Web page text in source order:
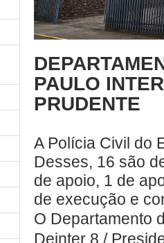
PAULO
PRUDENTE
A Polícia Civil do
Desses, 16 são
de apoio, 1 de
de execução e
O Departamento
Deinter 8 /